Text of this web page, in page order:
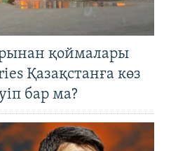
қоймалары
Қазақстанға көз
бар ма?